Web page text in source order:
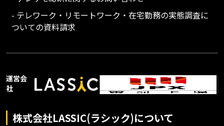
- テレワーク・リモートワーク・在宅勤務の実態調査に
ついての資料請求
運営会
社
株式会社LASSIC(ラシック)について